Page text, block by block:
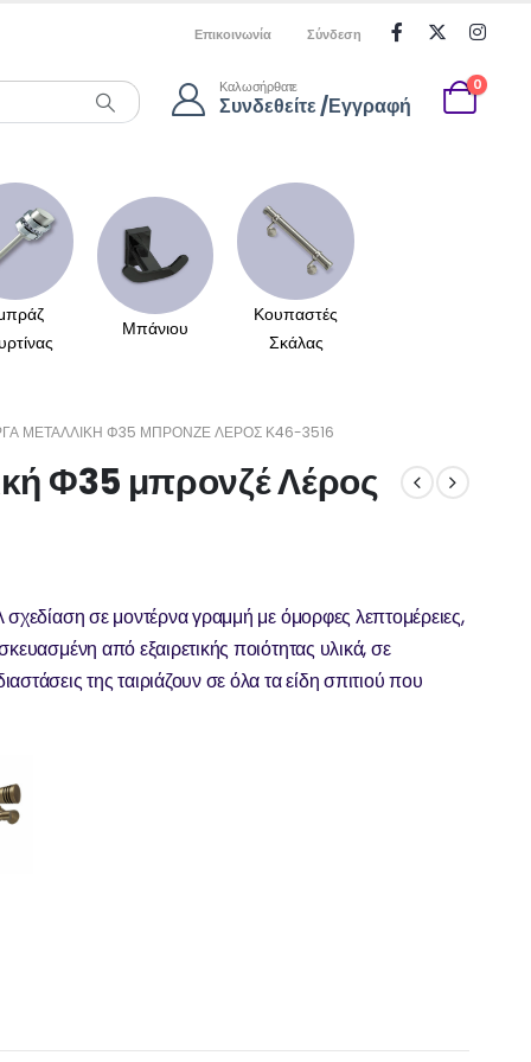
Επικοινωνία Σύνδεση
Καλωσήρθατε
Συνδεθείτε /Εγγραφή
0
Μπάνιου
Κουπαστές
Σκάλας
ΜΕΤΑΛΛΙΚΉ Φ35 ΜΠΡΟΝΖΈ ΛΈΡΟΣ Κ46-3516
Φ35 μπρονζέ Λέρος
σε μοντέρνα γραμμή με όμορφες λεπτομέρειες,
από εξαιρετικής ποιότητας υλικά, σε
της ταιριάζουν σε όλα τα είδη σπιτιού που